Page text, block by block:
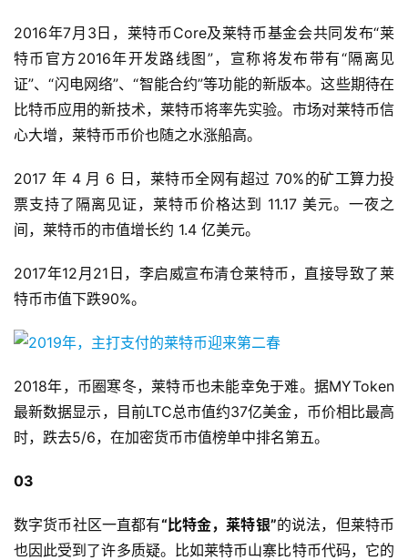
2016年7月3日，莱特币Core及莱特币基金会共同发布“莱
特币官方2016年开发路线图”，宣称将发布带有“隔离见
证”、“闪电网络”、“智能合约”等功能的新版本。这些期待在
比特币应用的新技术，莱特币将率先实验。市场对莱特币信
心大增，莱特币币价也随之水涨船高。
2017 年 4 月 6 日，莱特币全网有超过 70%的矿工算力投
票支持了隔离见证，莱特币价格达到 11.17 美元。一夜之
间，莱特币的市值增长约 1.4 亿美元。
2017年12月21日，李启威宣布清仓莱特币，直接导致了莱
特币市值下跌90%。
2018年，币圈寒冬，莱特币也未能幸免于难。据MYToken
最新数据显示，目前LTC总市值约37亿美金，币价相比最高
时，跌去5/6，在加密货币市值榜单中排名第五。
03
数字货币社区一直都有“比特金，莱特银”的说法，但莱特币
也因此受到了许多质疑。比如莱特币山寨比特币代码，它的